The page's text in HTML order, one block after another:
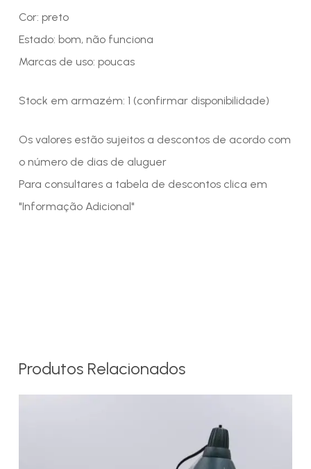
Cor: preto
Estado: bom, não funciona
Marcas de uso: poucas
Stock em armazém: 1 (confirmar disponibilidade)
Os valores estão sujeitos a descontos de acordo com
o número de dias de aluguer
Para consultares a tabela de descontos clica em
"Informação Adicional"
Produtos Relacionados